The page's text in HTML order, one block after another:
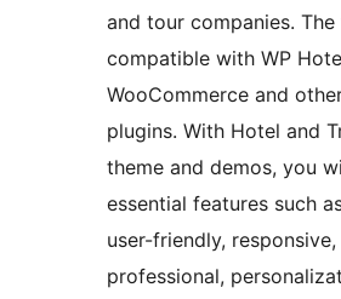
and tour companies. The
compatible with WP
WooCommerce and
plugins. With Hotel and
theme and demos, you
essential features such
user-friendly,
professional,